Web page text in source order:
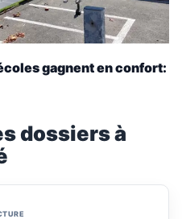
gagnent en confort:
dossiers à